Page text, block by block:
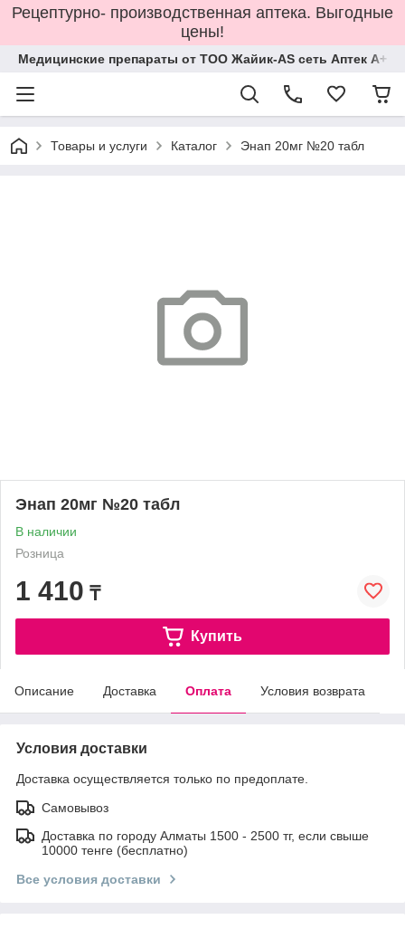
Рецептурно- производственная аптека. Выгодные
цены!
Медицинские препараты от ТОО Жайик-AS сеть Аптек А+
Товары и услуги Каталог Энап 20мг №20 табл
Энап 20мг №20 табл
В наличии
Розница
1 410 ₸
Купить
Описание Доставка Оплата Условия возврата
Условия доставки
Доставка осуществляется только по предоплате.
Самовывоз
Доставка по городу Алматы 1500 - 2500 тг, если свыше
10000 тенге (бесплатно)
Все условия доставки